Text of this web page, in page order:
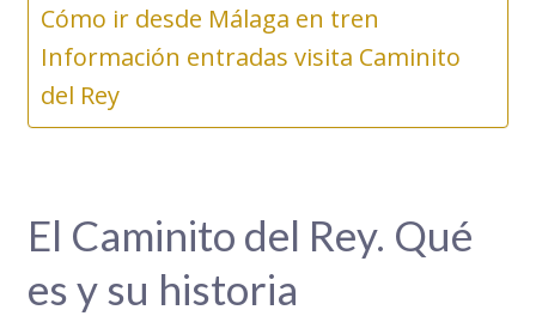
Cómo ir desde Málaga en tren
Información entradas visita Caminito
del Rey
El Caminito del Rey. Qué
es y su historia